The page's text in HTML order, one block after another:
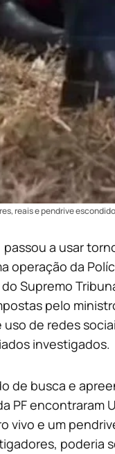
reais e pendrive
a usar
operação da
Supremo
pelo
de redes
investigados.
de busca e
PF encontraram
vivo e um
poderia